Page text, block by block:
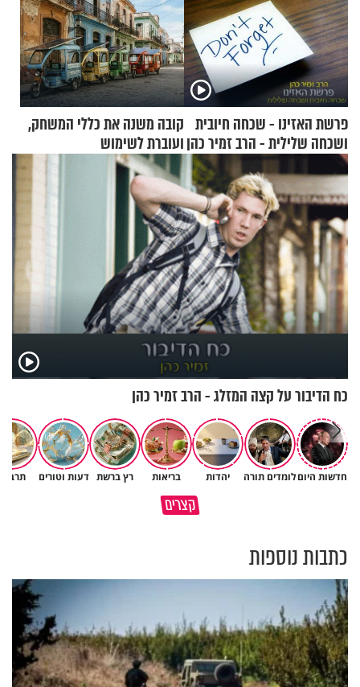
פרשת האזינו - שכחה חיובית
ושכחה שלילית - הרב זמיר כהן
קובה משנה את כללי המשחק,
ועוברת לשימוש
בתלת־אופנועים סולאריים
כח הדיבור על קצה המזלג - הרב זמיר כהן
חדשות היוםלומדים תורה יהדות בריאות רץ ברשת דעות וטורים
קצריםמדוע האמונה נמשלה למלח?
גם ׳הרע׳ זה הרחמים של בורא
כתבות נוספות